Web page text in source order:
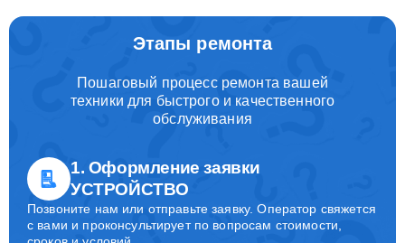
Этапы ремонта
Пошаговый процесс ремонта вашей
техники для быстрого и качественного
обслуживания
1. Оформление заявки
УСТРОЙСТВО
Позвоните нам или отправьте заявку. Оператор свяжется
с вами и проконсультирует по вопросам стоимости,